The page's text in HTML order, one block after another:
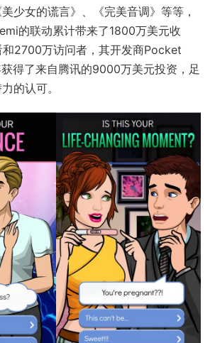
少女的谎言》、《完美音调》等等，
的联动累计带来了1800万美元收
和2700万访问者，其开发商Pocket
得了来自腾讯的9000万美元投资，足
的认可。